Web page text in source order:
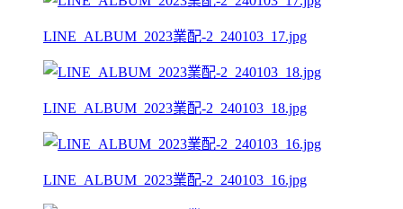
LINE_ALBUM_2023業配-2_240103_17.jpg
LINE_ALBUM_2023業配-2_240103_18.jpg
LINE_ALBUM_2023業配-2_240103_16.jpg